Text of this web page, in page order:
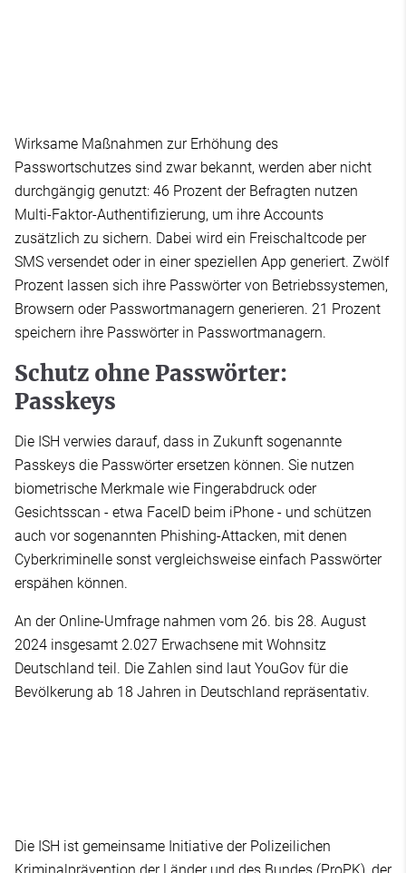
Wirksame Maßnahmen zur Erhöhung des
Passwortschutzes sind zwar bekannt, werden aber nicht
durchgängig genutzt: 46 Prozent der Befragten nutzen
Multi-Faktor-Authentifizierung, um ihre Accounts
zusätzlich zu sichern. Dabei wird ein Freischaltcode per
SMS versendet oder in einer speziellen App generiert. Zwölf
Prozent lassen sich ihre Passwörter von Betriebssystemen,
Browsern oder Passwortmanagern generieren. 21 Prozent
speichern ihre Passwörter in Passwortmanagern.
Schutz ohne Passwörter:
Passkeys
Die ISH verwies darauf, dass in Zukunft sogenannte
Passkeys die Passwörter ersetzen können. Sie nutzen
biometrische Merkmale wie Fingerabdruck oder
Gesichtsscan - etwa FaceID beim iPhone - und schützen
auch vor sogenannten Phishing-Attacken, mit denen
Cyberkriminelle sonst vergleichsweise einfach Passwörter
erspähen können.
An der Online-Umfrage nahmen vom 26. bis 28. August
2024 insgesamt 2.027 Erwachsene mit Wohnsitz
Deutschland teil. Die Zahlen sind laut YouGov für die
Bevölkerung ab 18 Jahren in Deutschland repräsentativ.
Die ISH ist gemeinsame Initiative der Polizeilichen